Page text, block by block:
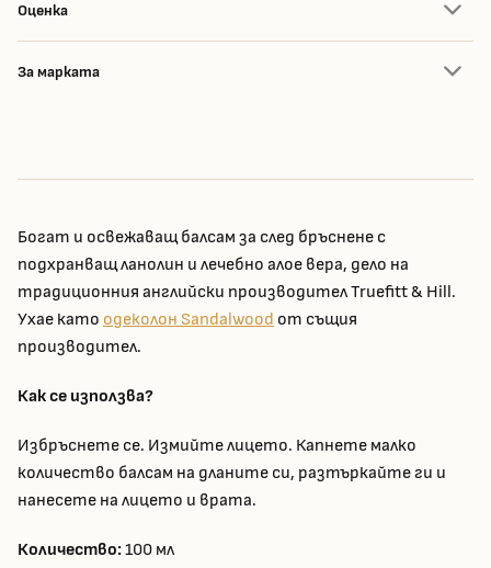
Оценка
За марката
Богат и освежаващ балсам за след бръснене с
подхранващ ланолин и лечебно алое вера, дело на
традиционния английски производител Truefitt & Hill.
Ухае като одеколон Sandalwood от същия
производител.
Как се използва?
Избръснете се. Измийте лицето. Капнете малко
количество балсам на дланите си, разтъркайте ги и
нанесете на лицето и врата.
Количество:100 мл